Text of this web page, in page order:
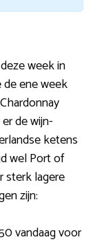
week in
ene week
de wijn-
ketens
wel Port of
sterk lagere
zijn:
vandaag voor